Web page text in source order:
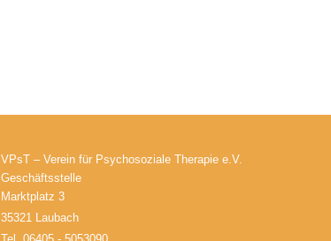
VPsT – Verein für Psychosoziale Therapie e.V.
Geschäftsstelle
Marktplatz 3
35321 Laubach